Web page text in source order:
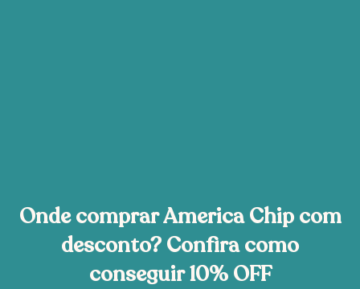
Onde comprar America Chip com
desconto? Confira como
conseguir 10% OFF